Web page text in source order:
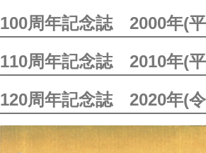
100周年記念誌 2000年(
110周年記念誌 2010年(
120周年記念誌 2020年(